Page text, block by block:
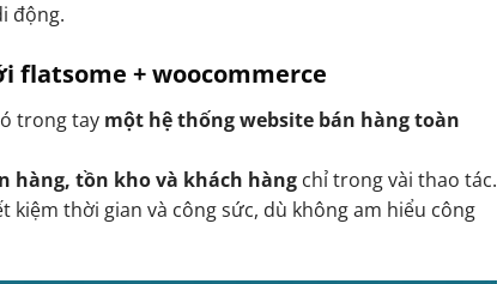
động.
flatsome + woocommerce
trong tay một hệ thống website bán hàng toàn
hàng, tồn kho và khách hàng chỉ trong vài thao tác.
thời gian và công sức, dù không am hiểu công